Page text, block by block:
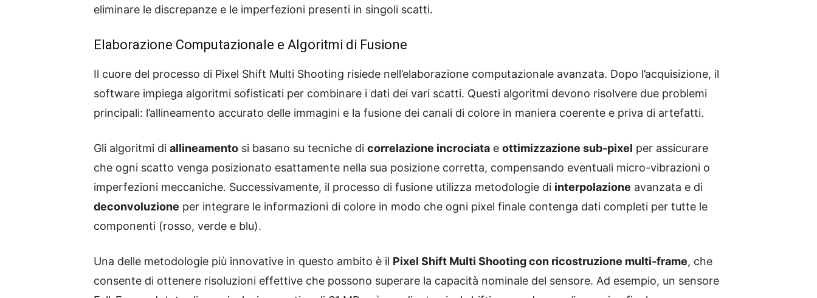
eliminare le discrepanze e le imperfezioni presenti in singoli scatti.
Elaborazione Computazionale e Algoritmi di Fusione
Il cuore del processo di Pixel Shift Multi Shooting risiede nell’elaborazione computazionale avanzata. Dopo l’acquisizione, il
software impiega algoritmi sofisticati per combinare i dati dei vari scatti. Questi algoritmi devono risolvere due problemi
principali: l’allineamento accurato delle immagini e la fusione dei canali di colore in maniera coerente e priva di artefatti.
Gli algoritmi di allineamento si basano su tecniche di correlazione incrociata e ottimizzazione sub-pixel per assicurare
che ogni scatto venga posizionato esattamente nella sua posizione corretta, compensando eventuali micro-vibrazioni o
imperfezioni meccaniche. Successivamente, il processo di fusione utilizza metodologie di interpolazione avanzata e di
deconvoluzione per integrare le informazioni di colore in modo che ogni pixel finale contenga dati completi per tutte le
componenti (rosso, verde e blu).
Una delle metodologie più innovative in questo ambito è il Pixel Shift Multi Shooting con ricostruzione multi-frame, che
consente di ottenere risoluzioni effettive che possono superare la capacità nominale del sensore. Ad esempio, un sensore